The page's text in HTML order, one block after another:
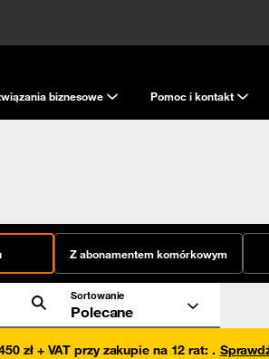
biznesowe Pomoc i kontakt
Z abonamentem komórkowym
Sortowanie
Polecane
zł + VAT przy zakupie na 12 rat: .